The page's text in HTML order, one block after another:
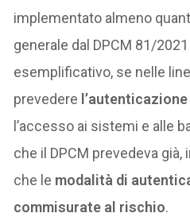
implementato almeno
generale dal DPCM 81/
esemplificativo, se nelle
prevedere
l’accesso ai sistemi e alle
che il DPCM prevedeva già,
che le modalità di
commisurate al rischio.